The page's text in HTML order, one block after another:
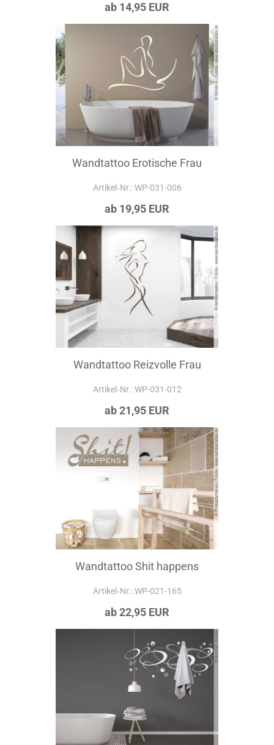
ab 14,95 EUR
Wandtattoo Erotische Frau
Artikel‑Nr.: WP-031-006
ab 19,95 EUR
Wandtattoo Reizvolle Frau
Artikel‑Nr.: WP-031-012
ab 21,95 EUR
Wandtattoo Shit happens
Artikel‑Nr.: WP-021-165
ab 22,95 EUR